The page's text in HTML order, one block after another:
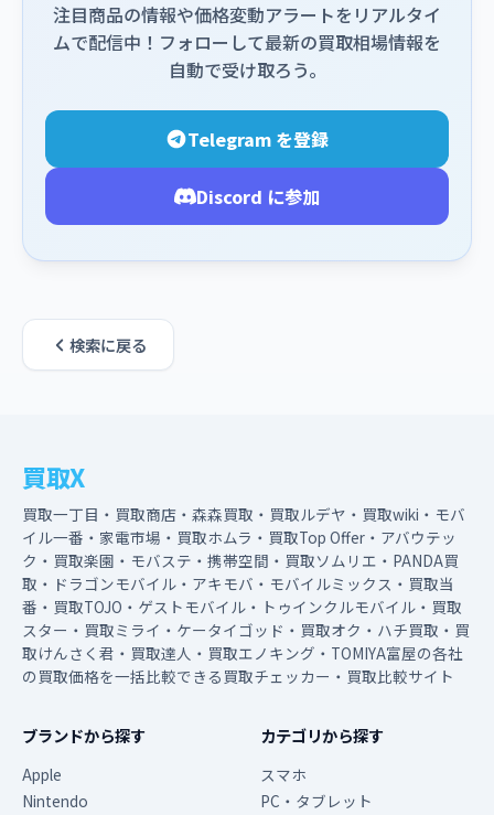
注目商品の情報や価格変動アラートをリアルタイ
ムで配信中！フォローして最新の買取相場情報を
自動で受け取ろう。
Telegram を登録
Discord に参加
検索に戻る
買取X
買取一丁目・買取商店・森森買取・買取ルデヤ・買取wiki・モバ
イル一番・家電市場・買取ホムラ・買取Top Offer・アバウテッ
ク・買取楽園・モバステ・携帯空間・買取ソムリエ・PANDA買
取・ドラゴンモバイル・アキモバ・モバイルミックス・買取当
番・買取TOJO・ゲストモバイル・トゥインクルモバイル・買取
スター・買取ミライ・ケータイゴッド・買取オク・ハチ買取・買
取けんさく君・買取達人・買取エノキング・TOMIYA富屋の各社
の買取価格を一括比較できる買取チェッカー・買取比較サイト
ブランドから探す
Apple
Nintendo
カテゴリから探す
スマホ
PC・タブレット